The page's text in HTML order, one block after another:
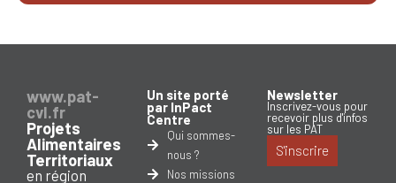
www.pat-
cvl.fr
Projets
Alimentaires
Territoriaux
en région
Un site porté
par InPact
Centre
Qui sommes-
nous ?
Nos missions
Newsletter
Inscrivez-vous pour
recevoir plus d'infos
sur les PAT
S'inscrire